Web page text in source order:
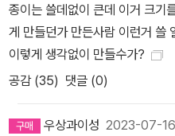
종이는 쓸데없이 큰데 이거 크기
게 만들던가 만든사람 이런거 쓸
이렇게 생각없이 만들수가?
공감 (35) 댓글 (0)
우상과이성 2023-07-16